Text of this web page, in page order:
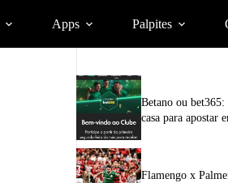
Apps Palpites
Betano ou
casa para apostar
Flamengo x